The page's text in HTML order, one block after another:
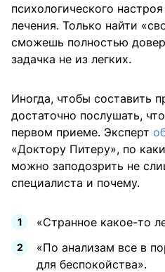
психологического
лечения. Только найти
сможешь полностью
задачка не из легких.
Иногда, чтобы составить
достаточно послушать,
первом приеме. Эксперт
«Доктору Питеру», по
можно заподозрить не
специалиста и почему.
«Странное какое-то
«По анализам все в
для беспокойства».